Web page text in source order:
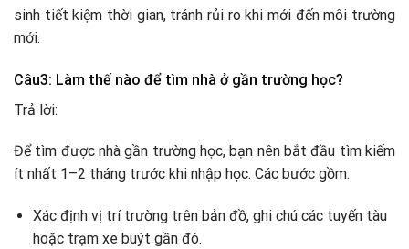
sinh tiết kiệm thời gian, tránh rủi ro khi mới đến môi trường
mới.
Câu3: Làm thế nào để tìm nhà ở gần trường học?
Trả lời:
Để tìm được nhà gần trường học, bạn nên bắt đầu tìm kiếm
ít nhất 1–2 tháng trước khi nhập học. Các bước gồm:
Xác định vị trí trường trên bản đồ, ghi chú các tuyến tàu
hoặc trạm xe buýt gần đó.